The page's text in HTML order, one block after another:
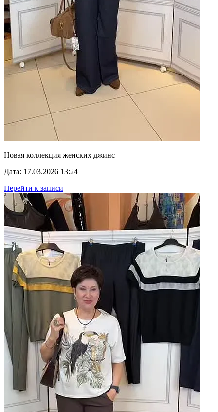
Новая коллекция женских джинс
Дата: 17.03.2026 13:24
Перейти к записи